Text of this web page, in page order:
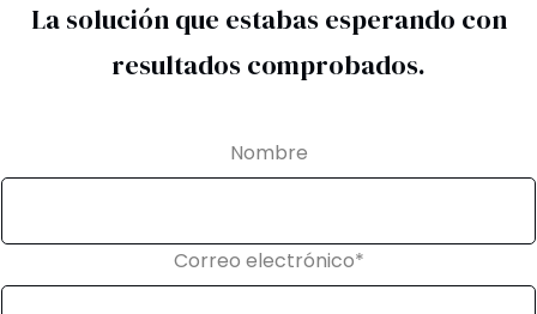
La solución que estabas esperando con
resultados comprobados.
Nombre
Correo electrónico*